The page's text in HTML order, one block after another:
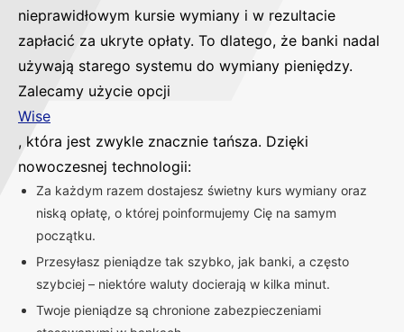
nieprawidłowym kursie wymiany i w rezultacie
zapłacić za ukryte opłaty. To dlatego, że banki nadal
używają starego systemu do wymiany pieniędzy.
Zalecamy użycie opcji
Wise
, która jest zwykle znacznie tańsza. Dzięki
nowoczesnej technologii:
Za każdym razem dostajesz świetny kurs wymiany oraz
niską opłatę, o której poinformujemy Cię na samym
początku.
Przesyłasz pieniądze tak szybko, jak banki, a często
szybciej – niektóre waluty docierają w kilka minut.
Twoje pieniądze są chronione zabezpieczeniami